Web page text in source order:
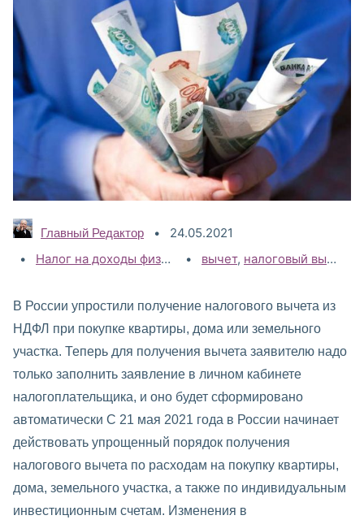
Главный Редактор
24.05.2021
Категории:
Налог на доходы физических лиц (НДФЛ) ,НДФЛ 2021
Теги:
вычет, налоговый вычет на строительство
В России упростили получение налогового вычета из
НДФЛ при покупке квартиры, дома или земельного
участка. Теперь для получения вычета заявителю надо
только заполнить заявление в личном кабинете
налогоплательщика, и оно будет сформировано
автоматически С 21 мая 2021 года в России начинает
действовать упрощенный порядок получения
налогового вычета по расходам на покупку квартиры,
дома, земельного участка, а также по индивидуальным
инвестиционным счетам. Изменения в